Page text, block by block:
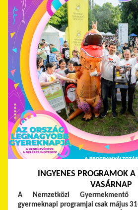
INGYENES PROGRAMOK A
VASÁRNAP
A Nemzetközi Gyermekmentő
gyermeknapi programjai csak május